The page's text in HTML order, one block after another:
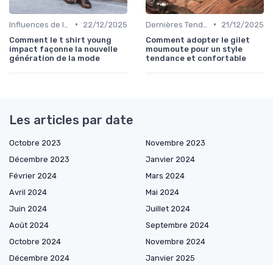
•
22/12/2025
Comment le t shirt young
impact façonne la nouvelle
génération de la mode
•
21/12/2025
Comment adopter le gilet
moumoute pour un style
tendance et confortable
Les articles par date
Octobre 2023
Novembre 2023
Décembre 2023
Janvier 2024
Février 2024
Mars 2024
Avril 2024
Mai 2024
Juin 2024
Juillet 2024
Août 2024
Septembre 2024
Octobre 2024
Novembre 2024
Décembre 2024
Janvier 2025